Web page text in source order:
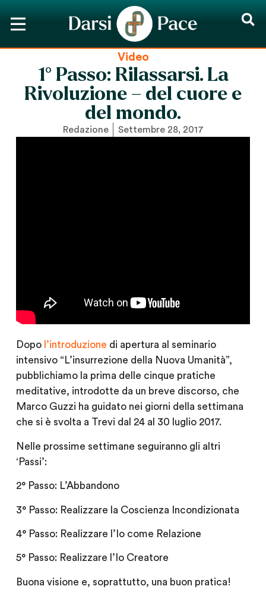
Video
1° Passo: Rilassarsi. La
Rivoluzione – del cuore e
del mondo.
Redazione Settembre 28, 2017
Dopo l’introduzione di apertura al seminario
intensivo “L’insurrezione della Nuova Umanità”,
pubblichiamo la prima delle cinque pratiche
meditative, introdotte da un breve discorso, che
Marco Guzzi ha guidato nei giorni della settimana
che si è svolta a Trevi dal 24 al 30 luglio 2017.
Nelle prossime settimane seguiranno gli altri
‘Passi’:
2° Passo: L’Abbandono
3° Passo: Realizzare la Coscienza Incondizionata
4° Passo: Realizzare l’Io come Relazione
5° Passo: Realizzare l’Io Creatore
Buona visione e, soprattutto, una buon pratica!